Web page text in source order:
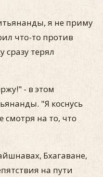
я не приму
что-то против
терял
- в этом
"Я коснусь
смотря на то, что
Бхагаване,
на пути